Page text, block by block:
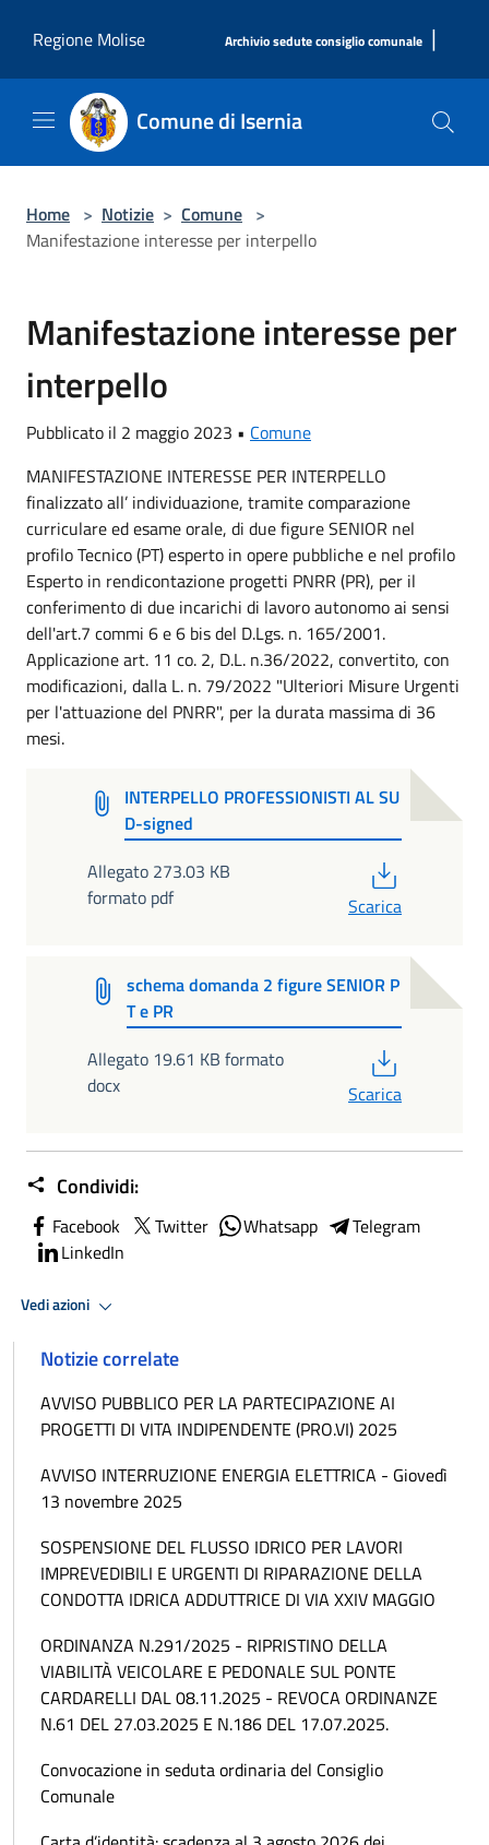
Regione Molise
Archivio sedute consiglio comunale |
Comune di Isernia
Home > Notizie > Comune >
Manifestazione interesse per interpello
Manifestazione interesse per
interpello
Pubblicato il 2 maggio 2023 • Comune
MANIFESTAZIONE INTERESSE PER INTERPELLO
finalizzato all’ individuazione, tramite comparazione
curriculare ed esame orale, di due figure SENIOR nel
profilo Tecnico (PT) esperto in opere pubbliche e nel profilo
Esperto in rendicontazione progetti PNRR (PR), per il
conferimento di due incarichi di lavoro autonomo ai sensi
dell'art.7 commi 6 e 6 bis del D.Lgs. n. 165/2001.
Applicazione art. 11 co. 2, D.L. n.36/2022, convertito, con
modificazioni, dalla L. n. 79/2022 "Ulteriori Misure Urgenti
per l'attuazione del PNRR", per la durata massima di 36
mesi.
INTERPELLO PROFESSIONISTI AL SU
D-signed
Allegato 273.03 KB
formato pdf
Scarica
schema domanda 2 figure SENIOR P
T e PR
Allegato 19.61 KB formato
docx
Scarica
Condividi:
Facebook Twitter Whatsapp
Telegram
LinkedIn
Vedi azioni
Notizie correlate
AVVISO PUBBLICO PER LA PARTECIPAZIONE AI
PROGETTI DI VITA INDIPENDENTE (PRO.VI) 2025
AVVISO INTERRUZIONE ENERGIA ELETTRICA - Giovedì
13 novembre 2025
SOSPENSIONE DEL FLUSSO IDRICO PER LAVORI
IMPREVEDIBILI E URGENTI DI RIPARAZIONE DELLA
CONDOTTA IDRICA ADDUTTRICE DI VIA XXIV MAGGIO
ORDINANZA N.291/2025 - RIPRISTINO DELLA
VIABILITÀ VEICOLARE E PEDONALE SUL PONTE
CARDARELLI DAL 08.11.2025 - REVOCA ORDINANZE
N.61 DEL 27.03.2025 E N.186 DEL 17.07.2025.
Convocazione in seduta ordinaria del Consiglio
Comunale